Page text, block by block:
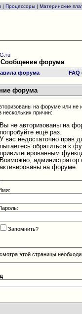
| Процессоры | Материнские
Сообщение форума
форума
форума
на форуме или не
нескольких причин:
Вы не авторизованы на
попробуйте ещё раз.
У вас недостаточно прав
пытаетесь обратиться к
привилегированным
Возможно,
активированы на форуме.
Запомнить?
этой страницы